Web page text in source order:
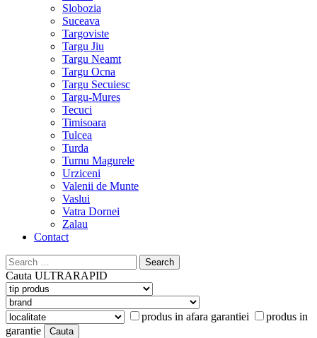
Slobozia
Suceava
Targoviste
Targu Jiu
Targu Neamt
Targu Ocna
Targu Secuiesc
Targu-Mures
Tecuci
Timisoara
Tulcea
Turda
Turnu Magurele
Urziceni
Valenii de Munte
Vaslui
Vatra Dornei
Zalau
Contact
Search
for:
Cauta ULTRARAPID
produs in afara garantiei
produs in
garantie